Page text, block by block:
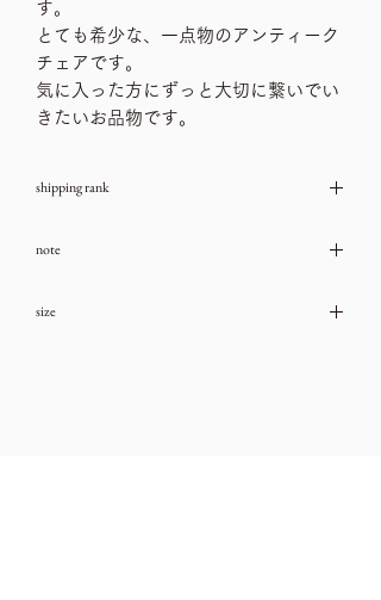
す。
とても希少な、一点物のアンティーク
チェアです。
気に入った方にずっと大切に繋いでい
きたいお品物です。
shipping rank
→送料一覧
note
どは、ご利用ガイドをチェック頂き、気
size